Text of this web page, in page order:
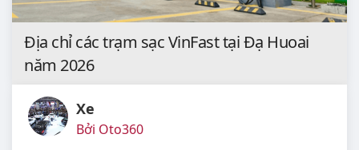
Địa chỉ các trạm sạc VinFast tại Đạ Huoai
năm 2026
Xe
Bởi Oto360